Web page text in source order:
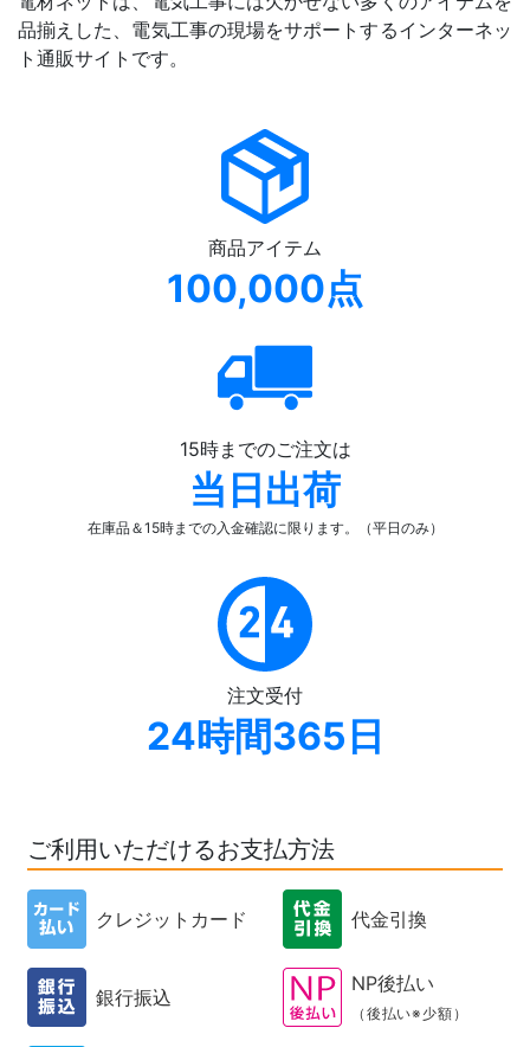
品揃えした、電気工事の現場をサポートするインターネッ
ト通販サイトです。
商品アイテム
100,000点
15時までのご注文は
当日出荷
在庫品＆15時までの入金確認に限ります。（平日のみ）
注文受付
24時間365日
ご利用いただけるお支払方法
クレジットカード 代金引換
銀行振込
NP後払い
（後払い※少額）